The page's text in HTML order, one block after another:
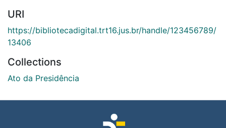
URI
https://bibliotecadigital.trt16.jus.br/handle/123456789/
13406
Collections
Ato da Presidência